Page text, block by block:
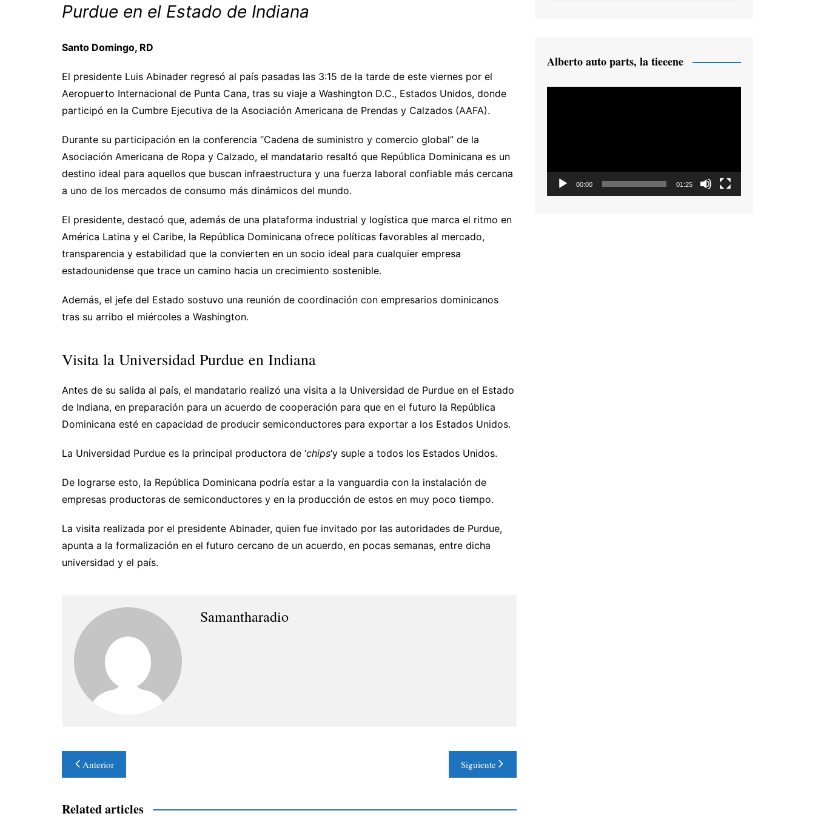
Purdue en el Estado de Indiana
Santo Domingo, RD
El presidente Luis Abinader regresó al país pasadas las 3:15 de la tarde de este viernes por el
Aeropuerto Internacional de Punta Cana, tras su viaje a Washington D.C., Estados Unidos, donde
participó en la Cumbre Ejecutiva de la Asociación Americana de Prendas y Calzados (AAFA).
Durante su participación en la conferencia “Cadena de suministro y comercio global” de la
Asociación Americana de Ropa y Calzado, el mandatario resaltó que República Dominicana es un
destino ideal para aquellos que buscan infraestructura y una fuerza laboral confiable más cercana
a uno de los mercados de consumo más dinámicos del mundo.
El presidente, destacó que, además de una plataforma industrial y logística que marca el ritmo en
América Latina y el Caribe, la República Dominicana ofrece políticas favorables al mercado,
transparencia y estabilidad que la convierten en un socio ideal para cualquier empresa
estadounidense que trace un camino hacia un crecimiento sostenible.
Además, el jefe del Estado sostuvo una reunión de coordinación con empresarios dominicanos
tras su arribo el miércoles a Washington.
Visita la Universidad Purdue en Indiana
Antes de su salida al país, el mandatario realizó una visita a la Universidad de Purdue en el Estado
de Indiana, en preparación para un acuerdo de cooperación para que en el futuro la República
Dominicana esté en capacidad de producir semiconductores para exportar a los Estados Unidos.
La Universidad Purdue es la principal productora de ‘chips‘y suple a todos los Estados Unidos.
De lograrse esto, la República Dominicana podría estar a la vanguardia con la instalación de
empresas productoras de semiconductores y en la producción de estos en muy poco tiempo.
La visita realizada por el presidente Abinader, quien fue invitado por las autoridades de Purdue,
apunta a la formalización en el futuro cercano de un acuerdo, en pocas semanas, entre dicha
universidad y el país.
Samantharadio
Navegación
de
entradas
Anterior Siguiente
Related articles
Alberto auto parts, la tieeene
00:00 01:25